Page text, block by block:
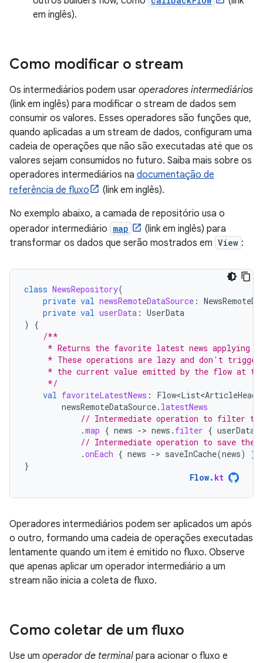
em inglês).
Como modificar o stream
Os intermediários podem usar operadores intermediários
(link em inglês) para modificar o stream de dados sem
consumir os valores. Esses operadores são funções que,
quando aplicadas a um stream de dados, configuram uma
cadeia de operações que não são executadas até que os
valores sejam consumidos no futuro. Saiba mais sobre os
operadores intermediários na documentação de
referência de fluxo
(link em inglês).
No exemplo abaixo, a camada de repositório usa o
operador intermediário map
(link em inglês) para
transformar os dados que serão mostrados em View :
class NewsRepository(
private val newsRemoteDataSource :
private val userData : UserData
)
{
/**
* Returns the favorite latest news applying
* These operations are lazy and don't
* the current value emitted by the flow at
     */
val favoriteLatestNews :
newsRemoteDataSource. latestNews
// Intermediate operation to filter
.map { news -> news . filter { userData
// Intermediate operation to save the
.onEach { news -> saveInCache(news)
}
}
Flow. kt
Operadores intermediários podem ser aplicados um após
o outro, formando uma cadeia de operações executadas
lentamente quando um item é emitido no fluxo. Observe
que apenas aplicar um operador intermediário a um
stream não inicia a coleta de fluxo.
Como coletar de um fluxo
Use um operador de terminal para acionar o fluxo e